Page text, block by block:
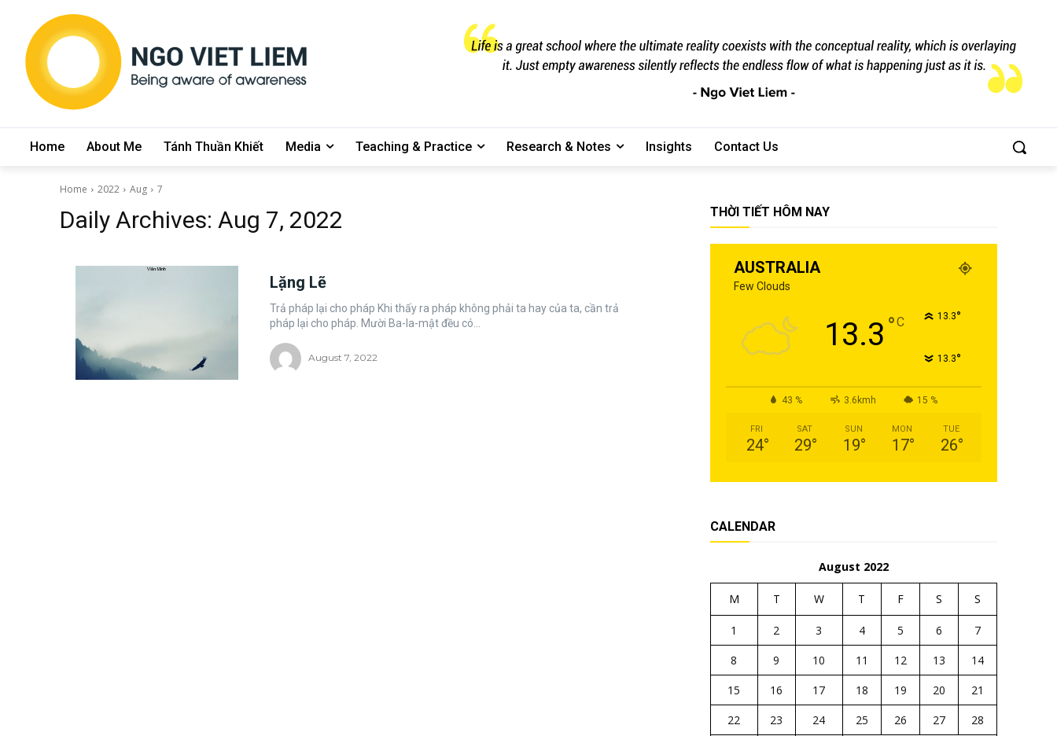
Home About Me Tánh Thuần Khiết Media Teaching & Practice Research & Notes Insights Contact Us
Home 2022 Aug 7
Daily Archives: Aug 7, 2022
Lặng Lẽ
Trả pháp lại cho pháp Khi thấy ra pháp không phải ta hay của ta, cần trả
pháp lại cho pháp. Mười Ba-la-mật đều có...
August 7, 2022
THỜI TIẾT HÔM NAY
AUSTRALIA
Few Clouds
13.3 °C 13.3°
13.3°
43 % 3.6kmh 15 %
FRI
24°
SAT
29°
SUN
19°
MON
17°
TUE
26°
CALENDAR
August 2022
M T W T F S S
1 2 3 4 5 6
7
8
9 10 11 12 13
14
15
16 17 18 19 20
21
22
23 24 25 26 27
28